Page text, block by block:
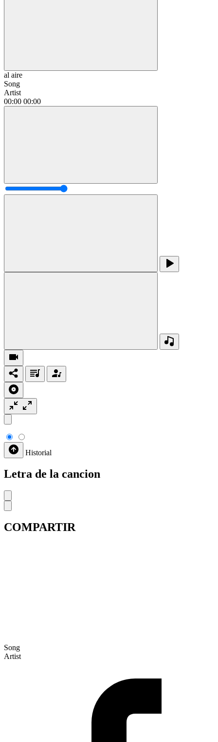
al aire
Song
Artist
00:00 00:00
Historial
Letra de la cancion
COMPARTIR
Song
Artist